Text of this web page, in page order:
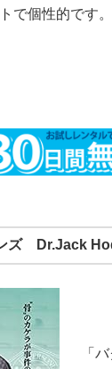
で個性的です。
ズ Dr.Jack
「